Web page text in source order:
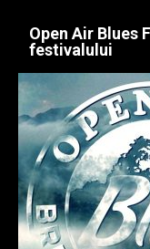
Open Air Blues
festivalului